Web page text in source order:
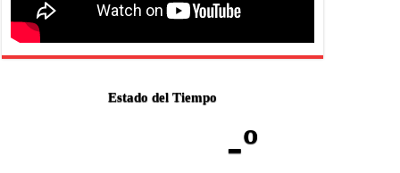
Estado del Tiempo
-º